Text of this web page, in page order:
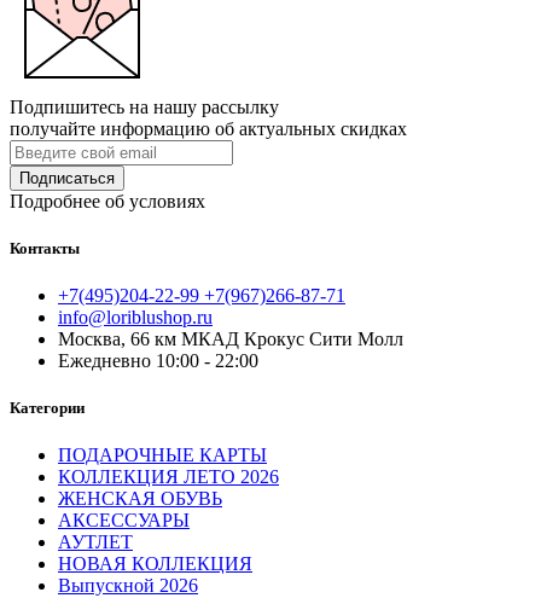
Подпишитесь на нашу рассылку
получайте информацию об актуальных скидках
Подписаться
Подробнее об условиях
Контакты
+7(495)204-22-99 +7(967)266-87-71
info@loriblushop.ru
Москва, 66 км МКАД Крокус Сити Молл
Ежедневно 10:00 - 22:00
Категории
ПОДАРОЧНЫЕ КАРТЫ
КОЛЛЕКЦИЯ ЛЕТО 2026
ЖЕНСКАЯ ОБУВЬ
АКСЕССУАРЫ
АУТЛЕТ
НОВАЯ КОЛЛЕКЦИЯ
Выпускной 2026